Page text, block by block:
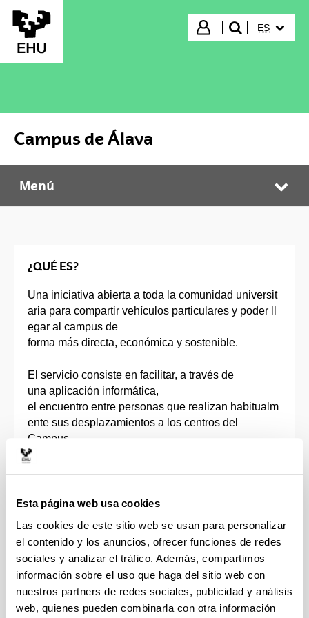
Esta página web usa cookies
Las cookies de este sitio web se usan para personalizar
el contenido y los anuncios, ofrecer funciones de redes
sociales y analizar el tráfico. Además, compartimos
información sobre el uso que haga del sitio web con
nuestros partners de redes sociales, publicidad y análisis
web, quienes pueden combinarla con otra información
Saltar al contenido principal
Iniciar sesión
buscar"
ES
Campus de Álava
Campus de Álava
Menú
¿QUÉ ES?
Una iniciativa abierta a toda la comunidad universit
aria para compartir vehículos particulares y poder ll
egar al campus de
forma más directa, económica y sostenible.
El servicio consiste en facilitar, a través de
una aplicación informática,
el encuentro entre personas que realizan habitualm
ente sus desplazamientos a los centros del
Campus
de Álava en su vehículo privado y que están interes
OBJETIVOS:
- Ahorras dinero en tus desplazamientos diarios.
- Ahorras tiempo y viajas de forma directa a
la universidad,